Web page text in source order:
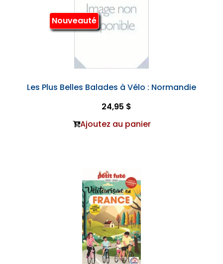
Nouveauté
Les Plus Belles Balades à Vélo : Normandie
24,95 $
Ajoutez au panier